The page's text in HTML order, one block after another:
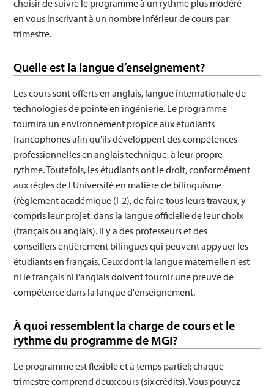
choisir de suivre le programme à un rythme plus modéré
en vous inscrivant à un nombre inférieur de cours par
trimestre.
Quelle est la langue d’enseignement?
Les cours sont offerts en anglais, langue internationale de
technologies de pointe en ingénierie. Le programme
fournira un environnement propice aux étudiants
francophones afin qu'ils développent des compétences
professionnelles en anglais technique, à leur propre
rythme. Toutefois, les étudiants ont le droit, conformément
aux règles de l'Université en matière de bilinguisme
(règlement académique (I-2), de faire tous leurs travaux, y
compris leur projet, dans la langue officielle de leur choix
(français ou anglais). Il y a des professeurs et des
conseillers entièrement bilingues qui peuvent appyuer les
étudiants en français. Ceux dont la langue maternelle n'est
ni le français ni l'anglais doivent fournir une preuve de
compétence dans la langue d'enseignement.
À quoi ressemblent la charge de cours et le
rythme du programme de MGI?
Le programme est flexible et à temps partiel; chaque
trimestre comprend deux cours (six crédits). Vous pouvez